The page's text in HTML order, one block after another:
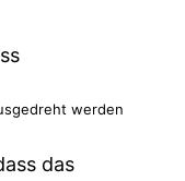
werden
das